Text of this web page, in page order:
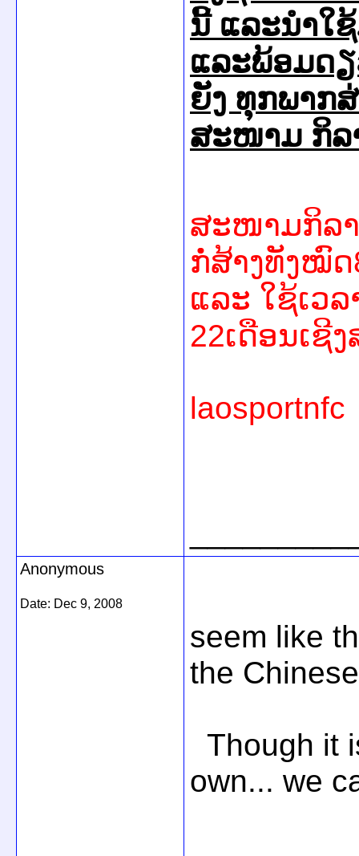
ນີ້ ແລະນຳໃ
ແລະພ້ອມດຽ
ຍັງ ທຸກພາກ
ສະໜາມ ກິລ
ສະໜາມກິລ
ກໍ່ສ້າງທັງໝົດ
ແລະ ໃຊ້ເວ
22ເດືອນເຊີ
laosportnfc
Anonymous
Date: Dec 9, 2008
seem like
the
Though it
own... we